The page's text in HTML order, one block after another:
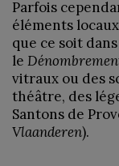
Parfois
éléments
que ce soit
le
vitraux ou des
théâtre, des
Santons de
Vlaanderen).